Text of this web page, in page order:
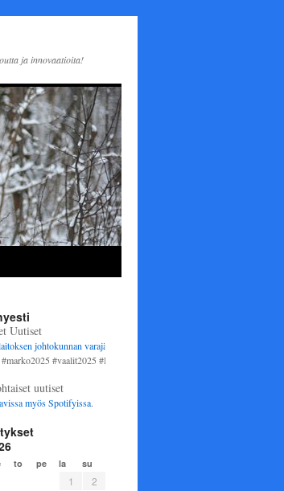
ja innovaatioita!
Uutiset
johtokunnan varajäseneksi
#vaalit2025 #Helsinki #perussuomalaiset
uutiset
Spotifyissa.
to pe la su
1
2